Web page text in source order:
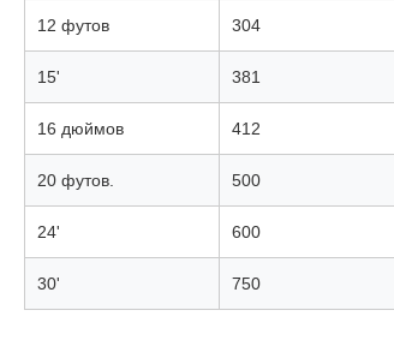
12 футов 304
15' 381
16 дюймов 412
20 футов. 500
24' 600
30' 750